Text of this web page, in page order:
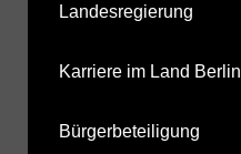
Landesregierung
Karriere im Land Berlin
Bürgerbeteiligung